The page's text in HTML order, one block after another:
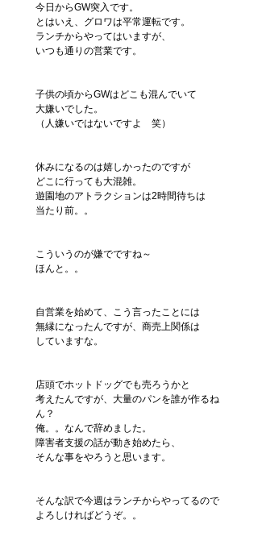
今日からGW突入です。
とはいえ、グロワは平常運転です。
ランチからやってはいますが、
いつも通りの営業です。
子供の頃からGWはどこも混んでいて
大嫌いでした。
（人嫌いではないですよ　笑）
休みになるのは嬉しかったのですが
どこに行っても大混雑。
遊園地のアトラクションは2時間待ちは
当たり前。。
こういうのが嫌でですね～
ほんと。。
自営業を始めて、こう言ったことには
無縁になったんですが、商売上関係は
していますな。
店頭でホットドッグでも売ろうかと
考えたんですが、大量のパンを誰が作るね
ん？
俺。。なんで辞めました。
障害者支援の話が動き始めたら、
そんな事をやろうと思います。
そんな訳で今週はランチからやってるので
よろしければどうぞ。。